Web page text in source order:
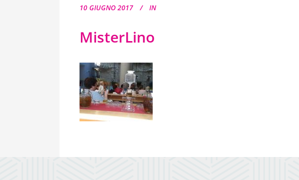
10 GIUGNO 2017 IN
MisterLino